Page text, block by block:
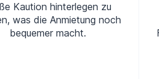
Kaution hinterlegen zu
was die Anmietung noch
bequemer macht.